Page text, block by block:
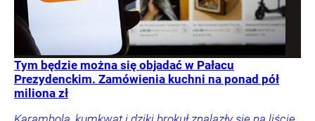
Tym będzie można się objadać w Pałacu
Prezydenckim. Zamówienia kuchni na ponad pół
miliona zł